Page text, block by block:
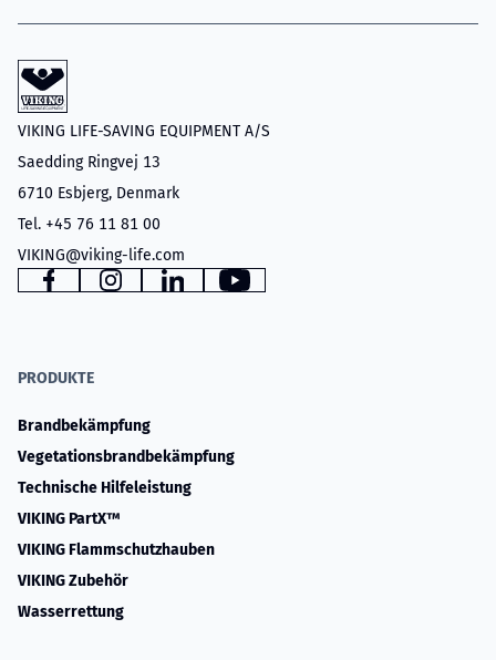
VIKING LIFE-SAVING EQUIPMENT A/S
Saedding Ringvej 13
6710 Esbjerg, Denmark
Tel. +45 76 11 81 00
VIKING@viking-life.com
www.facebook.com
www.instagram.com
www.linkedin.com
YouTube
PRODUKTE
Brandbekämpfung
Vegetationsbrandbekämpfung
Technische Hilfeleistung
VIKING PartX™
VIKING Flammschutzhauben
VIKING Zubehör
Wasserrettung